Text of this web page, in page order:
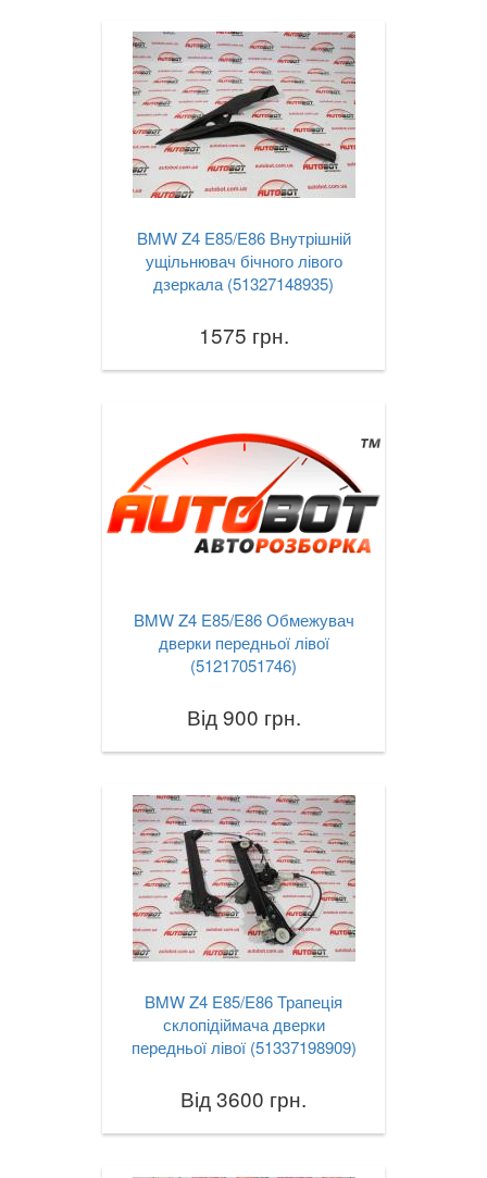
BMW Z4 E85/E86 Внутрішній
ущільнювач бічного лівого
дзеркала (51327148935)
1575 грн.
BMW Z4 E85/E86 Обмежувач
дверки передньої лівої
(51217051746)
Від 900 грн.
BMW Z4 E85/E86 Трапеція
склопідіймача дверки
передньої лівої (51337198909)
Від 3600 грн.